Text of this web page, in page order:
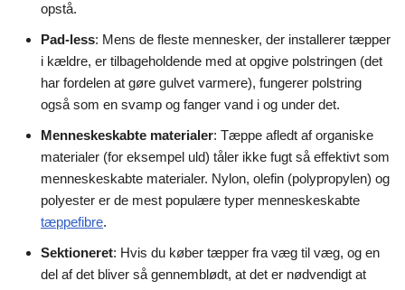
opstå.
Pad-less: Mens de fleste mennesker, der installerer tæpper
i kældre, er tilbageholdende med at opgive polstringen (det
har fordelen at gøre gulvet varmere), fungerer polstring
også som en svamp og fanger vand i og under det.
Menneskeskabte materialer: Tæppe afledt af organiske
materialer (for eksempel uld) tåler ikke fugt så effektivt som
menneskeskabte materialer. Nylon, olefin (polypropylen) og
polyester er de mest populære typer menneskeskabte
tæppefibre.
Sektioneret: Hvis du køber tæpper fra væg til væg, og en
del af det bliver så gennemblødt, at det er nødvendigt at